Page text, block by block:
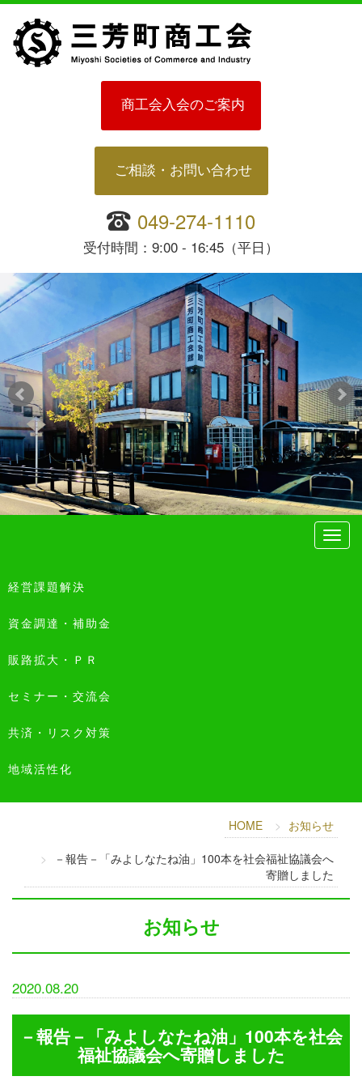
商工会入会のご案内
ご相談・お問い合わせ
049-274-1110
受付時間：9:00 - 16:45（平日）
経営課題解決
資金調達・補助金
販路拡大・ＰＲ
セミナー・交流会
共済・リスク対策
地域活性化
HOME お知らせ
－報告－「みよしなたね油」100本を社会福祉協議会へ
寄贈しました
お知らせ
2020.08.20
－報告－「みよしなたね油」100本を社会
福祉協議会へ寄贈しました